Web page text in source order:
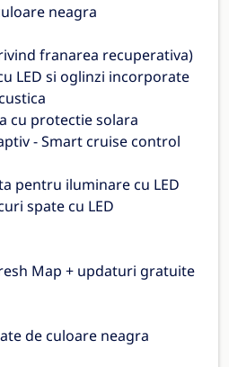
neagra
franarea recuperativa)
LED si oglinzi incorporate
cu protectie solara
- Smart cruise control
pentru iluminare cu LED
spate cu LED
Map + updaturi gratuite
de culoare neagra